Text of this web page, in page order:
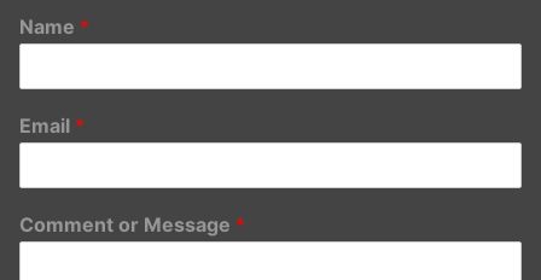
Name *
Email *
Comment or Message *